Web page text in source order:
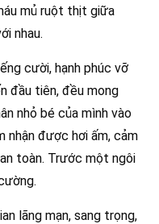
mủ ruột thịt giữa
nhau.
cười, hạnh phúc vỡ
đầu tiên, đều mong
nhỏ bé của mình vào
nhận được hơi ấm, cảm
toàn. Trước một ngôi
lãng mạn, sang trọng,